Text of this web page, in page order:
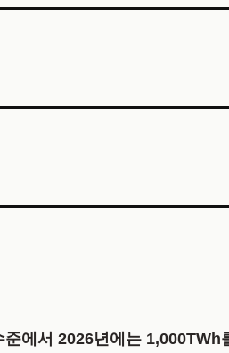
에서 2026년에는 1,000TWh